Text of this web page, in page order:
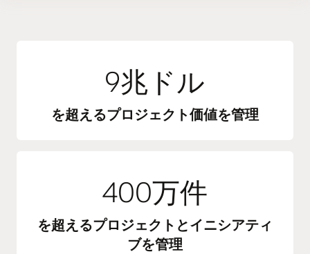
9兆ドル
を超えるプロジェクト価値を管理
400万件
を超えるプロジェクトとイニシアティ
ブを管理